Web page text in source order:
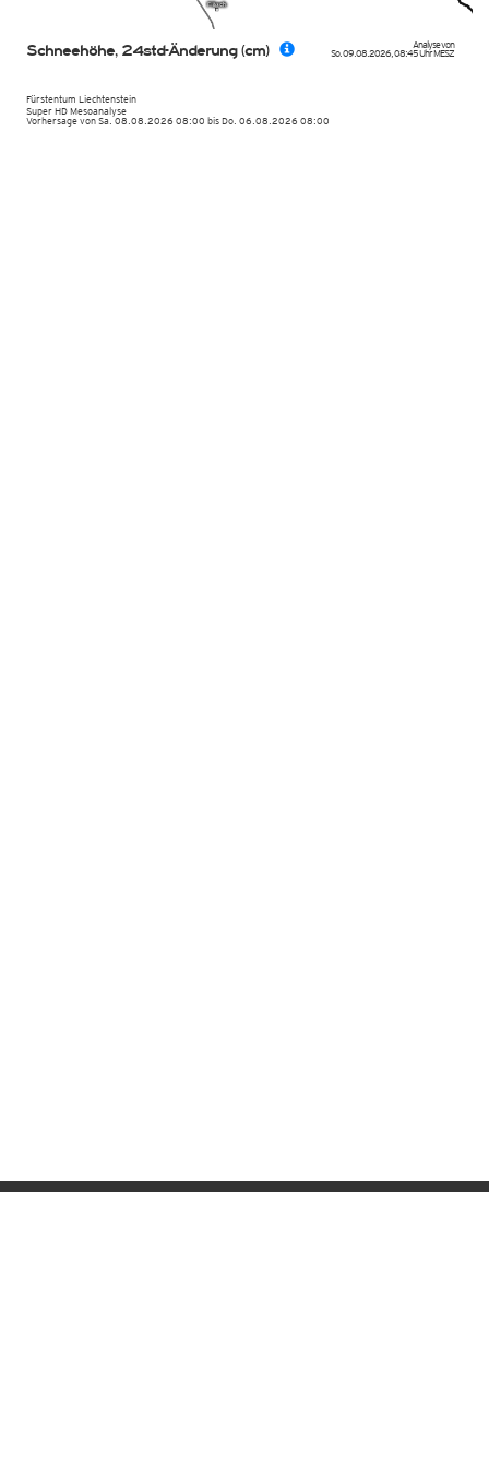
Analyse von
So. 09.08.2026,08:45 UhrMESZ
Fürstentum Liechtenstein
Super HD Mesoanalyse
Schneehöhe, 24std-Änderung (cm)
Vorhersage von Sa. 08.08.2026 08:00 bis Do. 06.08.2026 08:00